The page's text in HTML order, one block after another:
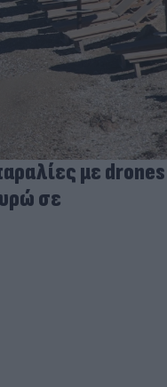
με drones
σε